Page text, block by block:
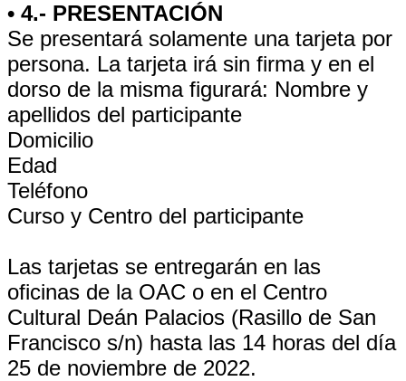
• 4.- PRESENTACIÓN
Se presentará solamente una tarjeta por
persona. La tarjeta irá sin firma y en el
dorso de la misma figurará: Nombre y
apellidos del participante
Domicilio
Edad
Teléfono
Curso y Centro del participante
Las tarjetas se entregarán en las
oficinas de la OAC o en el Centro
Cultural Deán Palacios (Rasillo de San
Francisco s/n) hasta las 14 horas del día
25 de noviembre de 2022.